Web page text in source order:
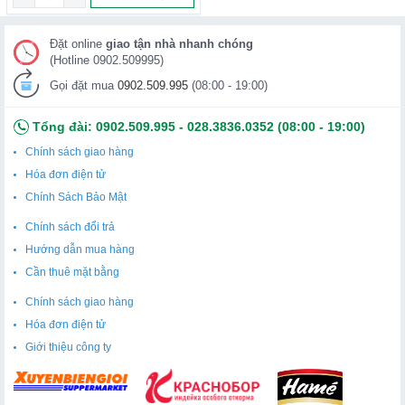
Chất béo, g:19
Chiều rộng bao bì, cm:15
Chiều cao đóng gói, cm:3,5
Chiều dài gói hàng, cm:
Giá trị năng lượng, kcal/100 g:
Nhiệt độ bảo quản khuyến nghị, C:
Phương pháp chế biến:
Đặt online giao tận nhà nhanh chóng
(Hotline 0902.509995)
Gọi đặt mua 0902.509.995 (08:00 - 19:00)
Tổng đài: 0902.509.995 - 028.3836.0352 (08:00 - 19:00)
Chính sách giao hàng
Hóa đơn điện tử
Chính Sách Bảo Mật
Chính sách đổi trả
Hướng dẫn mua hàng
Cần thuê mặt bằng
Chính sách giao hàng
Hóa đơn điện tử
Giới thiệu công ty